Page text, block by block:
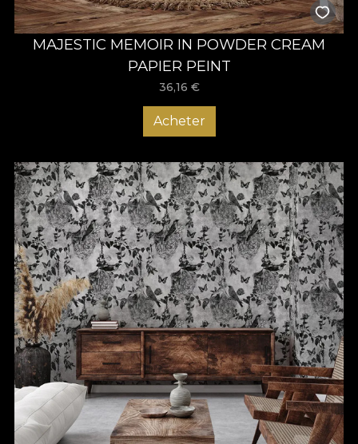
MAJESTIC MEMOIR IN POWDER CREAM
PAPIER PEINT
36,16 €
Acheter